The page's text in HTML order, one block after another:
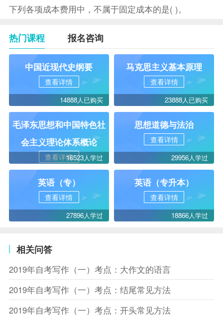
下列各项成本费用中，不属于固定成本的是( )。
热门课程 报名咨询
中国近现代史纲要
查看详情
14888人已购买
马克思主义基本原理
查看详情
23888人已购买
毛泽东思想和中国特色社
会主义理论体系概论
查看详情16523人学过
思想道德与法治
查看详情
29956人学过
英语（专）
查看详情
27896人学过
英语（专升本）
查看详情
18866人学过
相关问答
2019年自考写作（一）考点：大作文的语言
2019年自考写作（一）考点：结尾常见方法
2019年自考写作（一）考点：开头常见方法